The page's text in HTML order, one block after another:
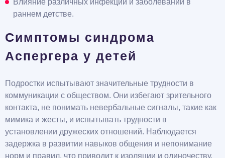
раннем детстве.
Симптомы синдрома
Аспергера у детей
Подростки испытывают значительные трудности в
коммуникации с обществом. Они избегают зрительного
контакта, не понимать невербальные сигналы, такие как
мимика и жесты, и испытывать трудности в
установлении дружеских отношений. Наблюдается
задержка в развитии навыков общения и непонимание
норм и правил, что приводит к изоляции и одиночеству.